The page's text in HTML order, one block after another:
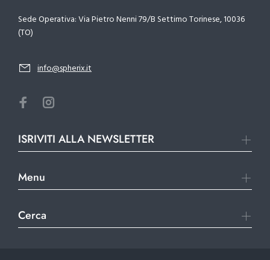
Sede Operativa: Via Pietro Nenni 79/B Settimo Torinese, 10036
(TO)
info@spherix.it
ISRIVITI ALLA NEWSLETTER
Menu
Cerca